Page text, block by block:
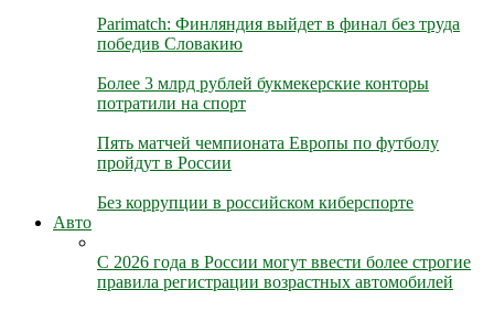
Parimatch: Финляндия выйдет в финал без труда
победив Словакию
Более 3 млрд рублей букмекерские конторы
потратили на спорт
Пять матчей чемпионата Европы по футболу
пройдут в России
Без коррупции в российском киберспорте
Авто
С 2026 года в России могут ввести более строгие
правила регистрации возрастных автомобилей